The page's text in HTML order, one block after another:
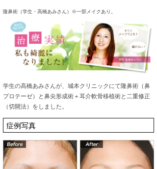
隆鼻術（学生・高橋あみさん）※一部メイクあり。
学生の高橋あみさんが、城本クリニックにて隆鼻術（鼻
プロテーゼ）と鼻尖形成術＋耳介軟骨移植術と二重修正
（切開法）をしました。
症例写真